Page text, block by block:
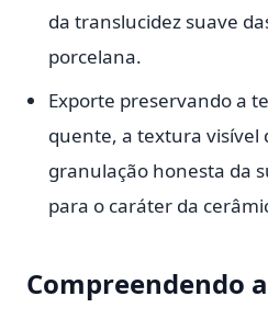
da translucidez suave
porcelana.
Exporte preservando a
quente, a textura visível
granulação honesta da
para o caráter da
Compreendendo